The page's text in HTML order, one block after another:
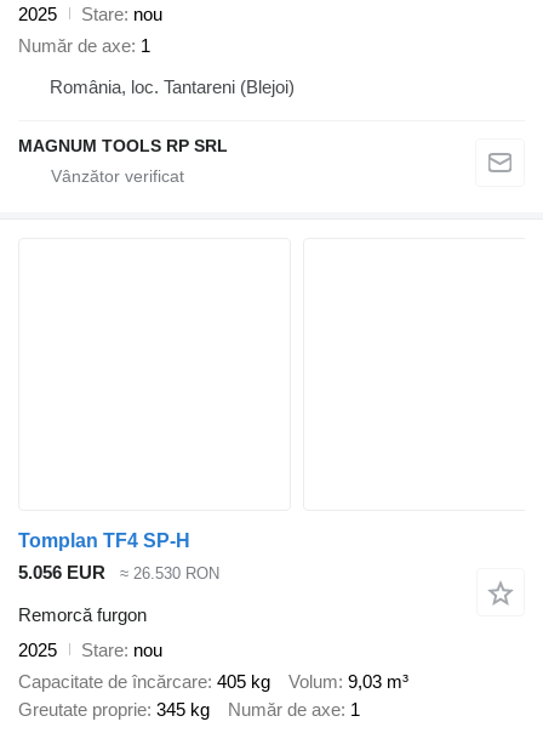
2025 Stare nou
Număr de axe 1
România, loc. Tantareni (Blejoi)
MAGNUM TOOLS RP SRL
Tomplan TF4 SP-H
5.056 EUR
≈ 26.530 RON
Remorcă furgon
2025
Stare nou
Capacitate de încărcare 405 kg Volum 9,03 m³
Greutate proprie 345 kg Număr de axe 1